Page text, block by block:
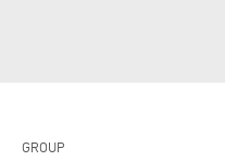
GROUP